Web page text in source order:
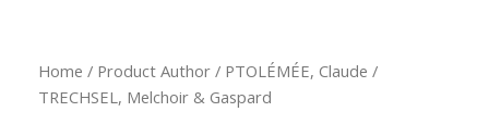
Home / Product Author / PTOLÉMÉE, Claude /
TRECHSEL, Melchoir & Gaspard